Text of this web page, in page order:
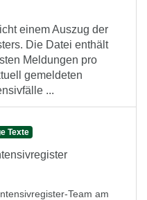
einem Auszug der
Die Datei enthält
Meldungen pro
gemeldeten
...
Texte
Team am